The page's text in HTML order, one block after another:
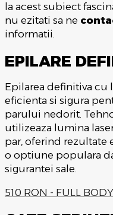
la acest subiect
nu ezitati sa ne
informatii.
EPILARE
Epilarea definitiva cu
eficienta si sigura
parului nedorit.
utilizeaza lumina
par, oferind rezultate
o optiune populara
sigurantei sale.
510 RON - FULL